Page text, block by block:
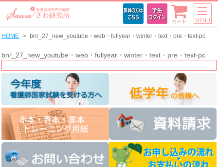
カート MENU
HOME bnr_27_new_youtube・web・fullyear・winter・text・pre・text-pc
bnr_27_new_youtube・web・fullyear・winter・text・pre・text-pc